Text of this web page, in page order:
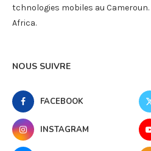
tchnologies mobiles au Cameroun.
Africa.
NOUS SUIVRE
FACEBOOK
INSTAGRAM